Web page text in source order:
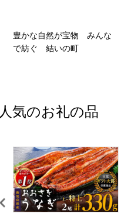
豊かな自然が宝物 みんな
で紡ぐ 結いの町
人気のお礼の品